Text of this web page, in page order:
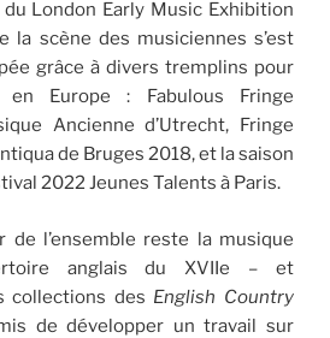
London Early Music Exhibition
la scène des musiciennes s’est
grâce à divers tremplins pour
en Europe : Fabulous Fringe
Ancienne d’Utrecht, Fringe
de Bruges 2018, et la saison
2022 Jeunes Talents à Paris.
de l’ensemble reste la musique
anglais du XVIIe – et
collections des English Country
de développer un travail sur